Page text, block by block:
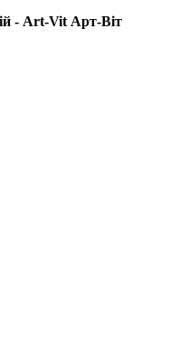
- Art-Vit Арт-Віт